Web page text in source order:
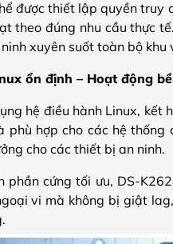
được thiết lập quyền truy
theo đúng nhu cầu thực
xuyên suốt toàn bộ khu
ổn định – Hoạt động
hệ điều hành Linux, kết
phù hợp cho các hệ
cho các thiết bị an ninh.
phần cứng tối ưu, DS-
vi mà không bị giật